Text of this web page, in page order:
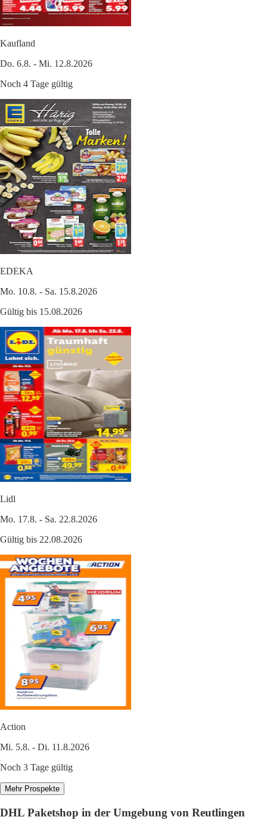
Kaufland
Do. 6.8. - Mi. 12.8.2026
Noch 4 Tage gültig
EDEKA
Mo. 10.8. - Sa. 15.8.2026
Gültig bis 15.08.2026
Lidl
Mo. 17.8. - Sa. 22.8.2026
Gültig bis 22.08.2026
Action
Mi. 5.8. - Di. 11.8.2026
Noch 3 Tage gültig
Mehr Prospekte
DHL Paketshop in der Umgebung von Reutlingen